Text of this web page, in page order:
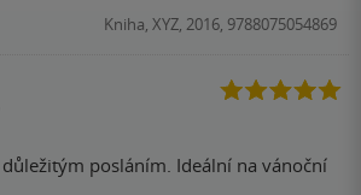
Kniha, XYZ, 2016, 9788075054869
posláním. Ideální na vánoční